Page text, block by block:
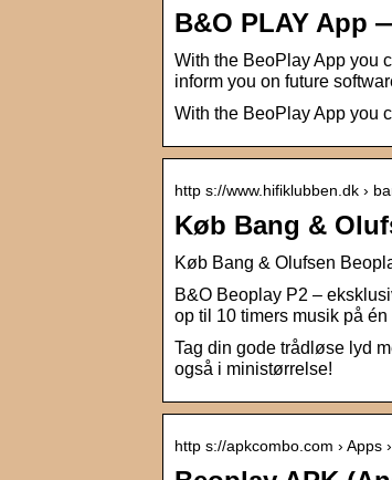
B&O PLAY App
With the BeoPlay App you
inform you on future
With the BeoPlay App you
http s://www.hifiklubben.dk ›
Køb Bang &
Køb Bang & Olufsen
B&O Beoplay P2 –
op til 10 timers musik på
Tag din gode trådløse lyd
også i ministørrelse!
http s://apkcombo.com › Apps